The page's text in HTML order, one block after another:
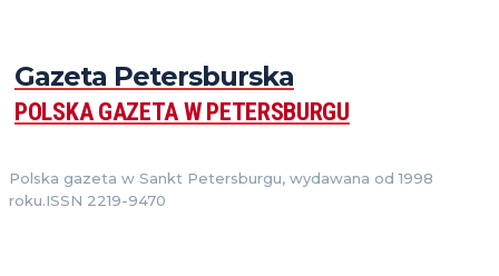
Gazeta Petersburska
POLSKA GAZETA W PETERSBURGU
Polska gazeta w Sankt Petersburgu, wydawana od 1998
roku.ISSN 2219-9470